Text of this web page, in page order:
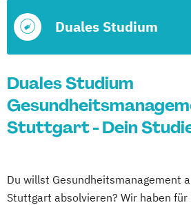
Duales Studium
Duales Studium
Stuttgart - Dein
Du willst Gesundheitsmanagement
Stuttgart absolvieren? Wir haben